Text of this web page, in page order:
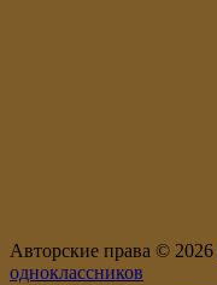
Авторские права © 2026
одноклассников